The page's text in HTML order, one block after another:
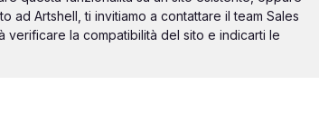
Artshell, ti invitiamo a contattare il team Sales
verificare la compatibilità del sito e indicarti le